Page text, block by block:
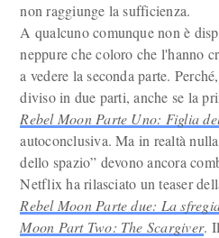
non raggiunge la sufficienza.
A qualcuno comunque non è
neppure che coloro che l'hanno
a vedere la seconda parte.
diviso in due parti, anche se la
Rebel Moon Parte Uno: Figlia
autoconclusiva. Ma in realtà
dello spazio” devono ancora
Netflix ha rilasciato un teaser
Rebel Moon Parte due: La
Moon Part Two: The Scargiver.